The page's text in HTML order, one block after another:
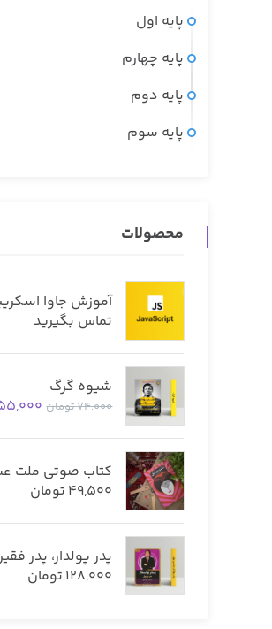
پایه اول
پایه چهارم
پایه دوم
پایه سوم
محصولات
آموزش جاوا
تماس بگیرید
شیوه گرگ
74,000تومان
کتاب صوتی ملت
49,500 تومان
پدر پولدار، پدر
128,000 تومان